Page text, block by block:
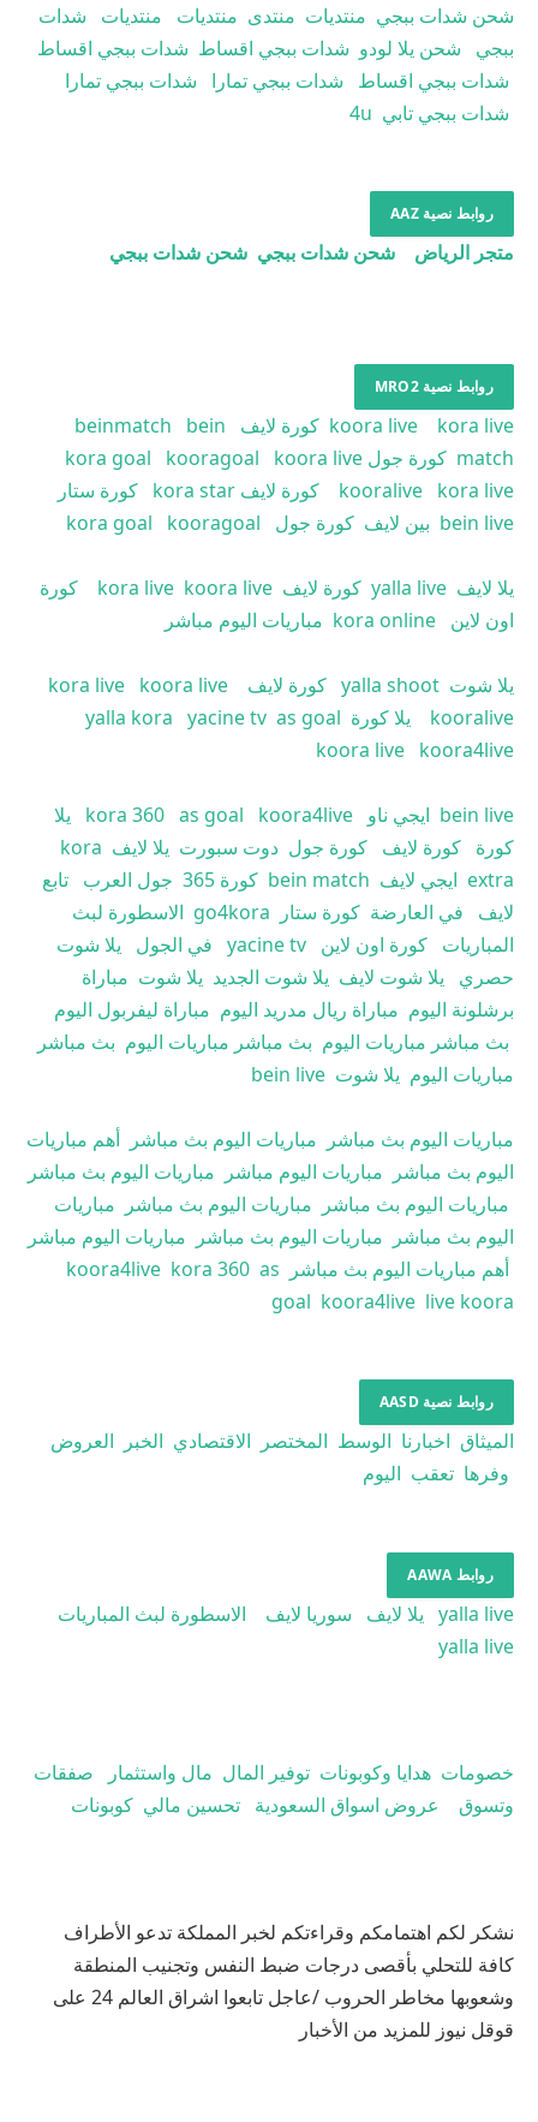
شحن شدات ببجي منتديات منتدى منتديات منتديات
شدات
ببجي
شحن يلا لودو شدات ببجي اقساط شدات ببجي اقساط
شدات ببجي اقساط
شدات ببجي تمارا
شدات ببجي تمارا
شدات ببجي تابي 4u
روابط نصية AAZ
متجر الرياض شحن شدات ببجي شحن شدات ببجي
روابط نصية MRO2
koora live kora live كورة لايف beinmatch
bein
match كورة جول kora goal kooragoal
koora live
kooralive kora live كورة لايف kora star كورة ستار
bein live بين لايف كورة جول kora goal kooragoal
يلا لايف yalla live كورة لايف kora live koora live
كورة
اون لاين kora online مباريات اليوم مباشر
يلا شوت yalla shoot كورة لايف kora live koora live
kooralive
يلا كورة yalla kora yacine tv as goal
koora live koora4live
bein live ايجي ناو kora 360 as goal koora4live
يلا
كورة كورة لايف كورة جول دوت سبورت يلا لايف kora
extra ايجي لايف bein match كورة 365 جول العرب تابع
لايف
في العارضة كورة ستار go4kora الاسطورة لبث
المباريات كورة اون لاين yacine tv في الجول
يلا شوت
حصري
يلا شوت لايف يلا شوت الجديد يلا شوت مباراة
برشلونة اليوم مباراة ريال مدريد اليوم مباراة ليفربول اليوم
بث مباشر مباريات اليوم بث مباشر مباريات اليوم بث مباشر
مباريات اليوم يلا شوت bein live
مباريات اليوم بث مباشر مباريات اليوم بث مباشر أهم مباريات
اليوم بث مباشر
مباريات اليوم مباشر
مباريات اليوم بث مباشر
مباريات اليوم بث مباشر
مباريات اليوم بث مباشر
مباريات
اليوم بث مباشر
مباريات اليوم بث مباشر
مباريات اليوم مباشر
أهم مباريات اليوم بث مباشر
koora4live kora 360 as
goal koora4live live koora
روابط نصية AASD
الميثاق اخبارنا الوسط المختصر الاقتصادي الخبر
العروض
وفرها تعقب اليوم
روابط AAWA
yalla live يلا لايف سوريا لايف
الاسطورة لبث المباريات
yalla live
خصومات هدايا وكوبونات توفير المال مال واستثمار
صفقات
وتسوق
عروض اسواق السعودية تحسين مالي كوبونات
نشكر لكم اهتمامكم وقراءتكم لخبر المملكة تدعو الأطراف
كافة للتحلي بأقصى درجات ضبط النفس وتجنيب المنطقة
وشعوبها مخاطر الحروب /عاجل تابعوا اشراق العالم 24 على
قوقل نيوز للمزيد من الأخبار